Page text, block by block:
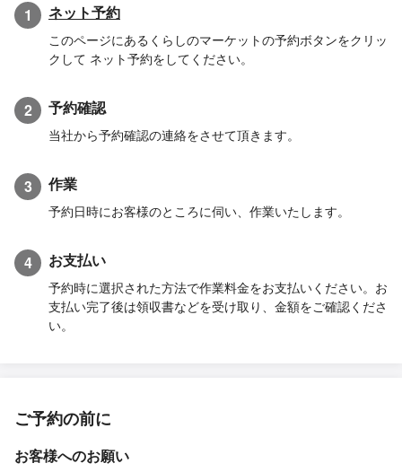
1 ネット予約
このページにあるくらしのマーケットの予約ボタンをクリッ
クして ネット予約をしてください。
2 予約確認
当社から予約確認の連絡をさせて頂きます。
3 作業
予約日時にお客様のところに伺い、作業いたします。
4 お支払い
予約時に選択された方法で作業料金をお支払いください。お
支払い完了後は領収書などを受け取り、金額をご確認くださ
い。
ご予約の前に
お客様へのお願い